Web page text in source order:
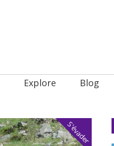
Explore Blog
S'évader